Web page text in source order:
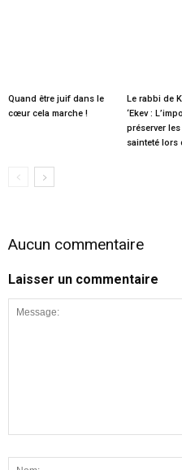
Quand être juif dans le
cœur cela marche !
Le rabbi de
‘Ekev :
préserver
sainteté lors
Aucun commentaire
Laisser un commentaire